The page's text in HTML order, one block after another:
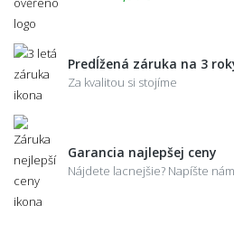
Predĺžená záruka na 3
Za kvalitou si stojíme
Garancia najlepšej ceny
Nájdete lacnejšie? Napíšte